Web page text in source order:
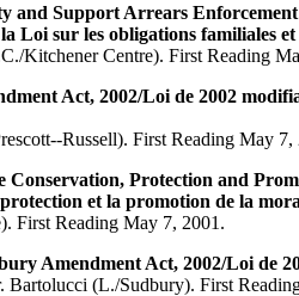
and Support Arrears
Loi sur les obligations familiales
Kitchener Centre). First Reading
Act, 2002/Loi de 2002
Russell). First Reading May 7,
Conservation, Protection and
et la promotion de la
First Reading May 7, 2001.
Amendment Act, 2002/Loi de
Bartolucci (L./Sudbury). First